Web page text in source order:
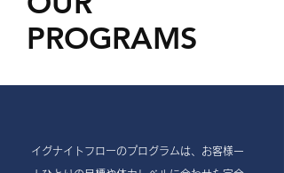
PROGRAMS
イグナイトフローのプログラムは、お客様一